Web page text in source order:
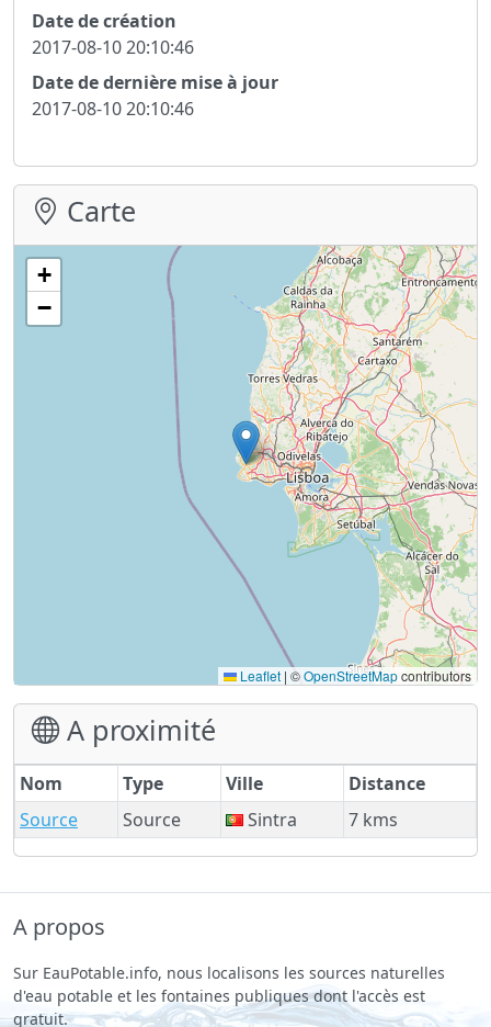
Date de création
2017-08-10 20:10:46
Date de dernière mise à jour
2017-08-10 20:10:46
Carte
+
−
Leaflet | ©OpenStreetMapcontributors
A proximité
Nom Type Ville
Distance
Source
Source Sintra 7 kms
A propos
Sur EauPotable.info, nous localisons les sources naturelles
d'eau potable et les fontaines publiques dont l'accès est
gratuit.